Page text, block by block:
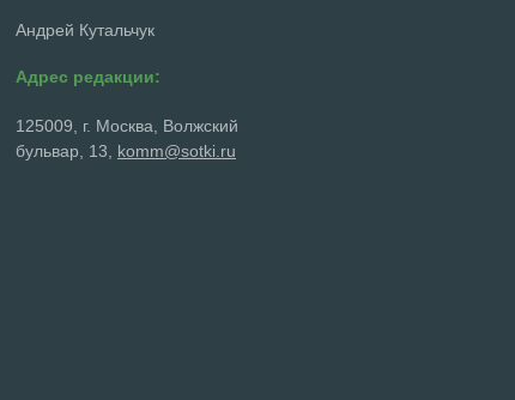
Андрей Кутальчук
Адрес редакции:
125009, г. Москва, Волжский
бульвар, 13, komm@sotki.ru